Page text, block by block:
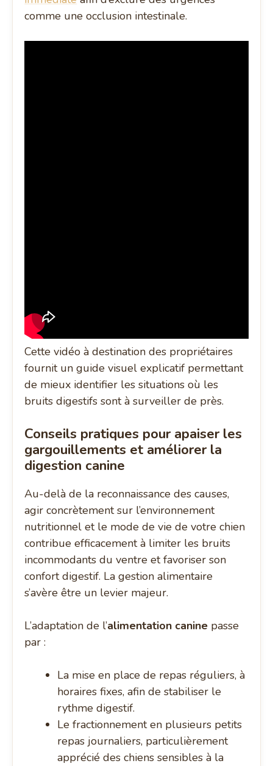
comme une occlusion intestinale.
Cette vidéo à destination des propriétaires
fournit un guide visuel explicatif permettant
de mieux identifier les situations où les
bruits digestifs sont à surveiller de près.
Conseils pratiques pour apaiser les
gargouillements et améliorer la
digestion canine
Au-delà de la reconnaissance des causes,
agir concrètement sur l’environnement
nutritionnel et le mode de vie de votre chien
contribue efficacement à limiter les bruits
incommodants du ventre et favoriser son
confort digestif. La gestion alimentaire
s’avère être un levier majeur.
L’adaptation de l’alimentation canine passe
par :
La mise en place de repas réguliers, à
horaires fixes, afin de stabiliser le
rythme digestif.
Le fractionnement en plusieurs petits
repas journaliers, particulièrement
apprécié des chiens sensibles à la